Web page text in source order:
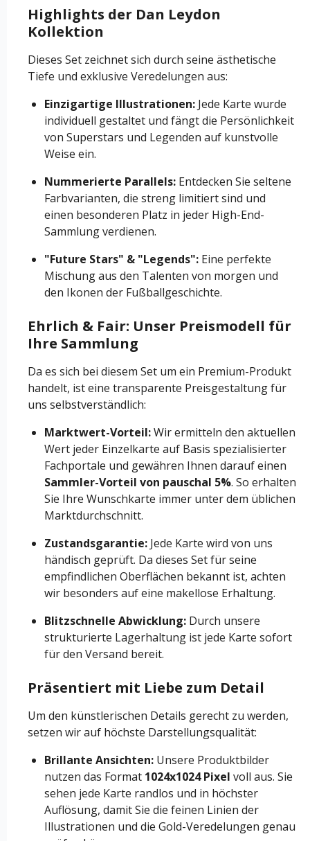
Highlights der Dan Leydon
Kollektion
Dieses Set zeichnet sich durch seine ästhetische
Tiefe und exklusive Veredelungen aus:
Einzigartige Illustrationen: Jede Karte wurde
individuell gestaltet und fängt die Persönlichkeit
von Superstars und Legenden auf kunstvolle
Weise ein.
Nummerierte Parallels: Entdecken Sie seltene
Farbvarianten, die streng limitiert sind und
einen besonderen Platz in jeder High-End-
Sammlung verdienen.
"Future Stars" & "Legends": Eine perfekte
Mischung aus den Talenten von morgen und
den Ikonen der Fußballgeschichte.
Ehrlich & Fair: Unser Preismodell für
Ihre Sammlung
Da es sich bei diesem Set um ein Premium-Produkt
handelt, ist eine transparente Preisgestaltung für
uns selbstverständlich:
Marktwert-Vorteil:Wir ermitteln den aktuellen
Wert jeder Einzelkarte auf Basis spezialisierter
Fachportale und gewähren Ihnen darauf einen
Sammler-Vorteil von pauschal 5%. So erhalten
Sie Ihre Wunschkarte immer unter dem üblichen
Marktdurchschnitt.
Zustandsgarantie: Jede Karte wird von uns
händisch geprüft. Da dieses Set für seine
empfindlichen Oberflächen bekannt ist, achten
wir besonders auf eine makellose Erhaltung.
Blitzschnelle Abwicklung: Durch unsere
strukturierte Lagerhaltung ist jede Karte sofort
für den Versand bereit.
Präsentiert mit Liebe zum Detail
Um den künstlerischen Details gerecht zu werden,
setzen wir auf höchste Darstellungsqualität:
Brillante Ansichten: Unsere Produktbilder
nutzen das Format 1024x1024 Pixel voll aus. Sie
sehen jede Karte randlos und in höchster
Auflösung, damit Sie die feinen Linien der
Illustrationen und die Gold-Veredelungen genau